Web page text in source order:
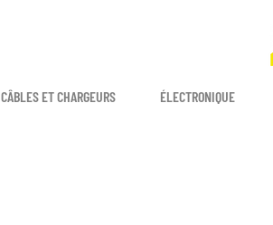
CÂBLES ET CHARGEURS ÉLECTRONIQUE